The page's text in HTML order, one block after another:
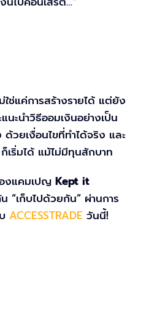
ช่แค่การสร้างรายได้ แต่ยัง
ะนำวิธีออมเงินอย่างเป็น
วยเงื่อนไขที่ทำได้จริง และ
เริ่มได้ แม้ไม่มีทุนสักบาท
งแคมเปญ Kept it
“เก็บไปด้วยกัน” ผ่านการ
ACCESSTRADE วันนี้!